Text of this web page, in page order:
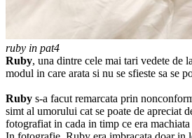
ruby in pat4
Ruby, una dintre cele mai tari vedete de
modul in care arata si nu se sfieste sa se
Ruby s-a facut remarcata prin
simt al umorului cat se poate de apreciat
fotografiat in cada in timp ce era machiata